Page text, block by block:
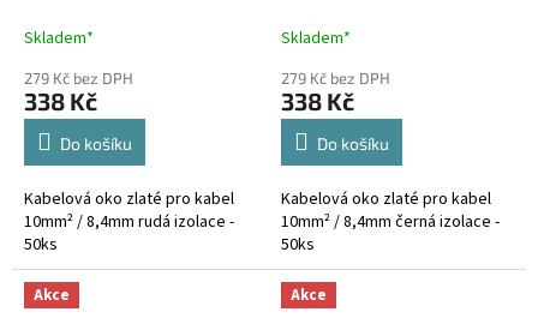
Skladem*
279 Kč bez DPH
338 Kč
Do košíku
Kabelová oko zlaté pro kabel
10mm² / 8,4mm rudá izolace -
50ks
Skladem*
279 Kč bez DPH
338 Kč
Do košíku
Kabelová oko zlaté pro kabel
10mm² / 8,4mm černá izolace -
50ks
Akce Akce